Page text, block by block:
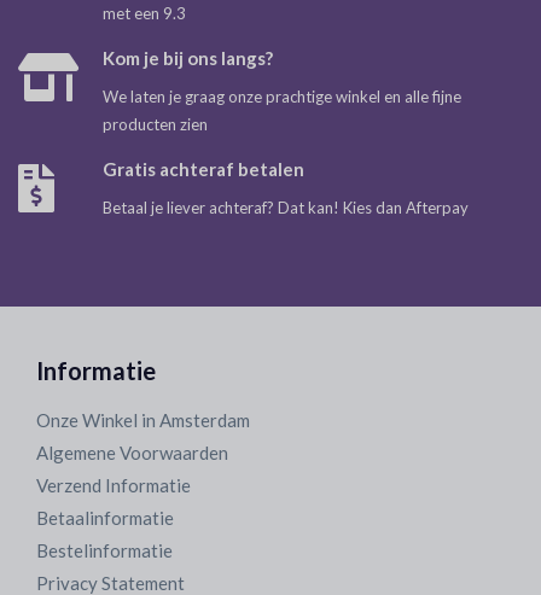
met een 9.3
Kom je bij ons langs?
We laten je graag onze prachtige winkel en alle fijne
producten zien
Gratis achteraf betalen
Betaal je liever achteraf? Dat kan! Kies dan Afterpay
Informatie
Onze Winkel in Amsterdam
Algemene Voorwaarden
Verzend Informatie
Betaalinformatie
Bestelinformatie
Privacy Statement